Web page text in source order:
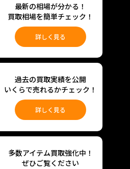
最新の相場が分かる！
買取相場を簡単チェック！
詳しく見る
過去の買取実績を公開
いくらで売れるかチェック！
詳しく見る
多数アイテム買取強化中！
ぜひご覧ください